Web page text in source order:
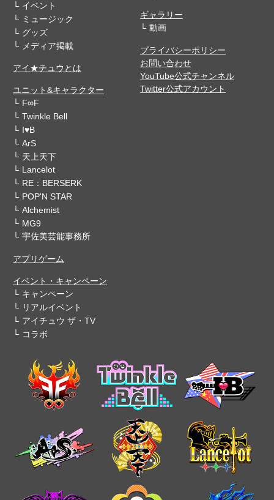
イベント
ミュージック
グッズ
メディア掲載
アイ★チュウとは
ユニット&キャラクター
F∞F
Twinkle Bell
I♥B
ArS
天上天下
Lancelot
RE：BERSERK
POP'N STAR
Alchemist
MG9
宇佐美芸能事務所
アプリゲーム
イベント・キャンペーン
キャンペーン
リアルイベント
アイチュウ ザ・TV
コラボ
ギャラリー
動画
プライバシーポリシー
お問い合わせ
YouTube公式チャンネル
Twitter公式アカウント